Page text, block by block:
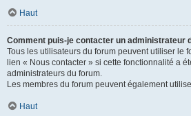
Haut
Comment puis-je contacter un administrateur
Tous les utilisateurs du forum peuvent utiliser le
lien « Nous contacter » si cette fonctionnalité a
administrateurs du forum.
Les membres du forum peuvent également
Haut